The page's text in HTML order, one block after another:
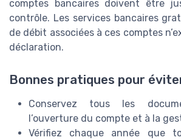
comptes bancaires doivent être
contrôle. Les services bancaires
de débit associées à ces comptes
déclaration.
Bonnes pratiques pour
Conservez tous les
l’ouverture du compte et à la
Vérifiez chaque année que